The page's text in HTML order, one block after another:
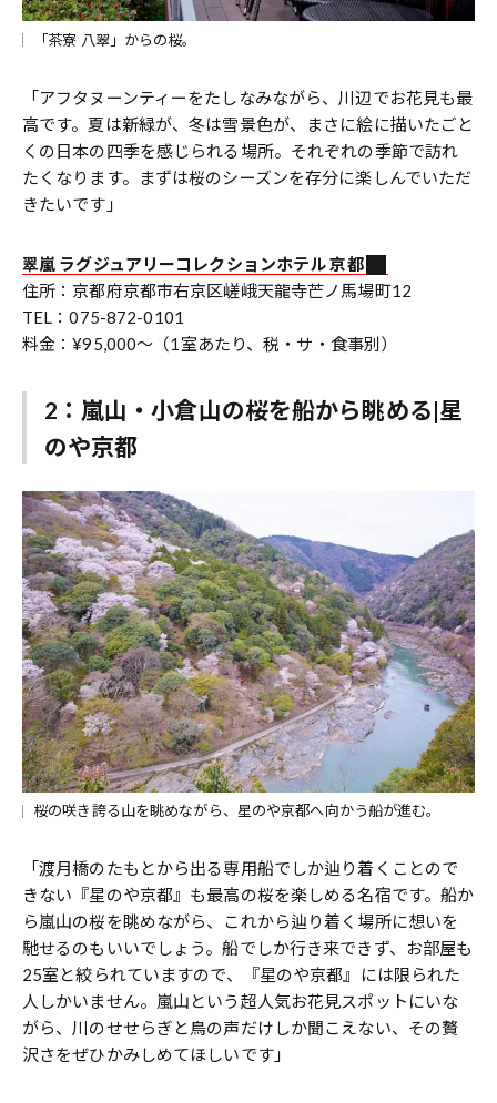
「茶寮 八翠」からの桜。
「アフタヌーンティーをたしなみながら、川辺でお花見も最
高です。夏は新緑が、冬は雪景色が、まさに絵に描いたごと
くの日本の四季を感じられる場所。それぞれの季節で訪れ
たくなります。まずは桜のシーズンを存分に楽しんでいただ
きたいです」
翠嵐 ラグジュアリーコレクションホテル 京都
住所：京都府京都市右京区嵯峨天龍寺芒ノ馬場町12
TEL：075-872-0101
料金：¥95,000〜（1室あたり、税・サ・食事別）
2：嵐山・小倉山の桜を船から眺める|星
のや京都
桜の咲き誇る山を眺めながら、星のや京都へ向かう船が進む。
「渡月橋のたもとから出る専用船でしか辿り着くことので
きない『星のや京都』も最高の桜を楽しめる名宿です。船か
ら嵐山の桜を眺めながら、これから辿り着く場所に想いを
馳せるのもいいでしょう。船でしか行き来できず、お部屋も
25室と絞られていますので、『星のや京都』には限られた
人しかいません。嵐山という超人気お花見スポットにいな
がら、川のせせらぎと鳥の声だけしか聞こえない、その贅
沢さをぜひかみしめてほしいです」